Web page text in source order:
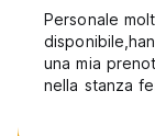
Personale
una mia
nella stanza
pulito,anche